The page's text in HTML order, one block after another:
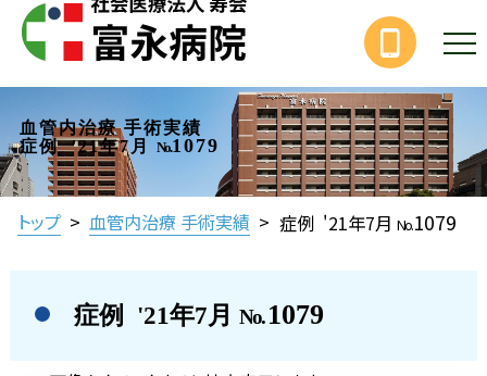
血管内治療 手術実績
症例 '21年7月
No.1079
トップ > 血管内治療 手術実績 > 症例 '21年7月 No.1079
症例 '21年7月 No.1079